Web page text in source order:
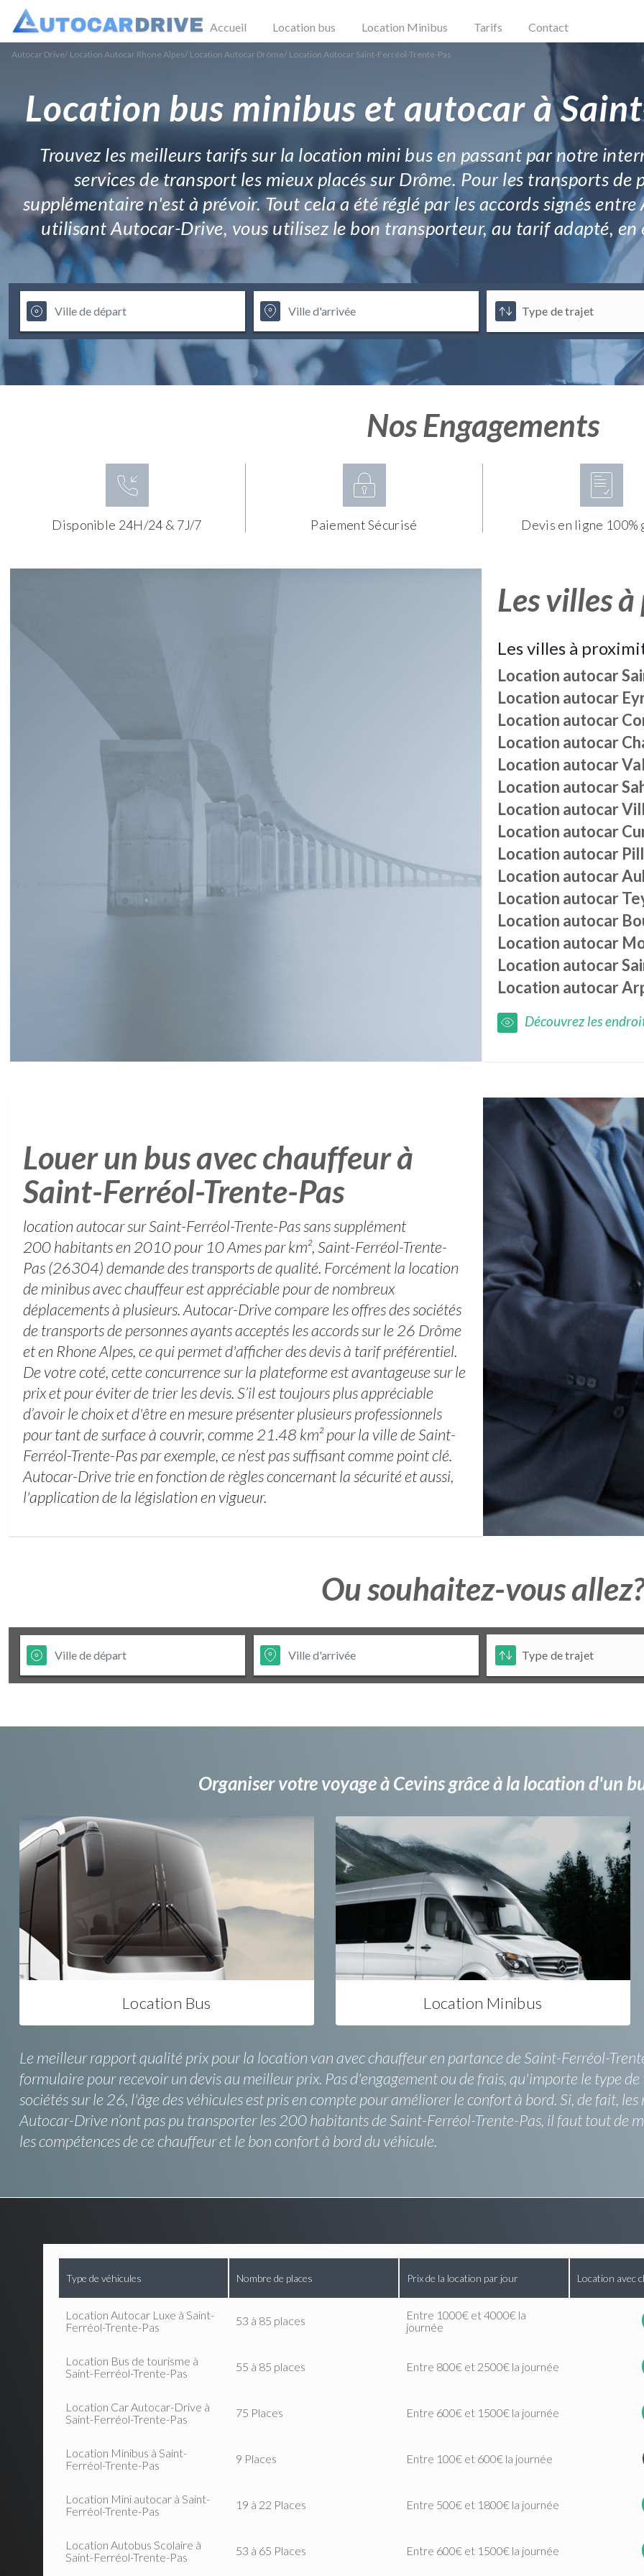
Accueil Location bus Location Minibus Tarifs Contact
Autocar Drive/ Location Autocar Rhone Alpes/ Location Autocar Drôme/ Location Autocar Saint-Ferréol-Trente-Pas
Location bus minibus et autocar à
Trouvez les meilleurs tarifs sur la location mini bus en passant par notre
services de transport les mieux placés sur Drôme. Pour les transports de
supplémentaire n'est à prévoir. Tout cela a été réglé par les accords signés
utilisant Autocar-Drive, vous utilisez le bon transporteur, au tarif adapté, en
Nos Engagements
Disponible 24H/24 & 7J/7 Paiement Sécurisé Devis en ligne
Les villes
Les villes à
Location autocar
Location autocar
Location autocar
Location autocar
Location autocar
Location autocar
Location autocar
Location autocar
Location autocar
Location autocar
Location autocar
Location autocar
Location autocar
Location autocar
Location autocar
Découvrez les
Louer un bus avec chauffeur à
Saint-Ferréol-Trente-Pas
location autocar sur Saint-Ferréol-Trente-Pas sans supplément
200 habitants en 2010 pour 10 Ames par km², Saint-Ferréol-Trente-
Pas (26304) demande des transports de qualité. Forcément la location
de minibus avec chauffeur est appréciable pour de nombreux
déplacements à plusieurs. Autocar-Drive compare les offres des sociétés
de transports de personnes ayants acceptés les accords sur le 26 Drôme
et en Rhone Alpes, ce qui permet d'afficher des devis à tarif préférentiel.
De votre coté, cette concurrence sur la plateforme est avantageuse sur le
prix et pour éviter de trier les devis. S’il est toujours plus appréciable
d’avoir le choix et d'être en mesure présenter plusieurs professionnels
pour tant de surface à couvrir, comme 21.48 km² pour la ville de Saint-
Ferréol-Trente-Pas par exemple, ce n’est pas suffisant comme point clé.
Autocar-Drive trie en fonction de règles concernant la sécurité et aussi,
l'application de la législation en vigueur.
Ou souhaitez-vous allez?
Organiser votre voyage à Cevins grâce à la location d'un
Location Bus Location Minibus
Le meilleur rapport qualité prix pour la location van avec chauffeur en partance de Saint-Ferréol-
formulaire pour recevoir un devis au meilleur prix. Pas d'engagement ou de frais, qu'importe le type
sociétés sur le 26, l'âge des véhicules est pris en compte pour améliorer le confort à bord. Si, de fait,
Autocar-Drive n’ont pas pu transporter les 200 habitants de Saint-Ferréol-Trente-Pas, il faut tout de
les compétences de ce chauffeur et le bon confort à bord du véhicule.
Type de véhicules Nombre de places Prix de la location par jour Location avec
Location Autocar Luxe à Saint-
Ferréol-Trente-Pas
53 à 85 places
Entre 1000€ et 4000€ la
journée
Location Bus de tourisme à
Saint-Ferréol-Trente-Pas
55 à 85 places Entre 800€ et 2500€ la journée
Location Car Autocar-Drive à
Saint-Ferréol-Trente-Pas
75 Places Entre 600€ et 1500€ la journée
Location Minibus à Saint-
Ferréol-Trente-Pas
9 Places Entre 100€ et 600€ la journée
Location Mini autocar à Saint-
Ferréol-Trente-Pas
19 à 22 Places Entre 500€ et 1800€ la journée
Location Autobus Scolaire à
Saint-Ferréol-Trente-Pas
53 à 65 Places Entre 600€ et 1500€ la journée